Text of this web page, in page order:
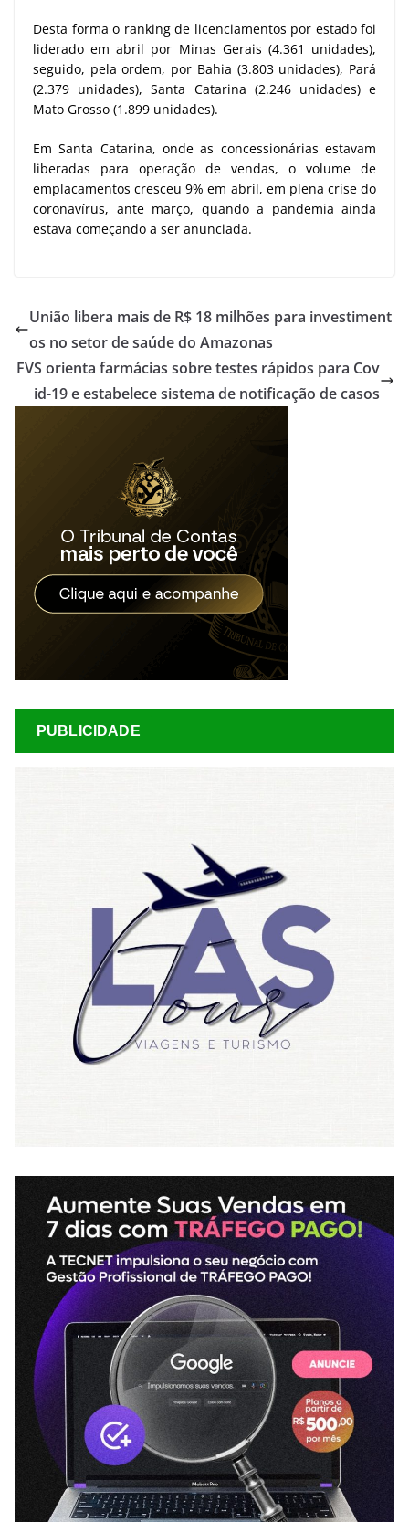
Desta forma o ranking de licenciamentos por estado foi
liderado em abril por Minas Gerais (4.361 unidades),
seguido, pela ordem, por Bahia (3.803 unidades), Pará
(2.379 unidades), Santa Catarina (2.246 unidades) e
Mato Grosso (1.899 unidades).
Em Santa Catarina, onde as concessionárias estavam
liberadas para operação de vendas, o volume de
emplacamentos cresceu 9% em abril, em plena crise do
coronavírus, ante março, quando a pandemia ainda
estava começando a ser anunciada.
União libera mais de R$ 18 milhões para investiment
os no setor de saúde do Amazonas
FVS orienta farmácias sobre testes rápidos para Cov
id-19 e estabelece sistema de notificação de casos
PUBLICIDADE